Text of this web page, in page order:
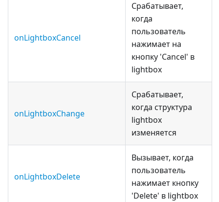
onLightboxCancel
Срабатывает,
когда
пользователь
нажимает на
кнопку 'Cancel' в
lightbox
onLightboxChange
Срабатывает,
когда структура
lightbox
изменяется
onLightboxDelete
Вызывает, когда
пользователь
нажимает кнопку
'Delete' в lightbox